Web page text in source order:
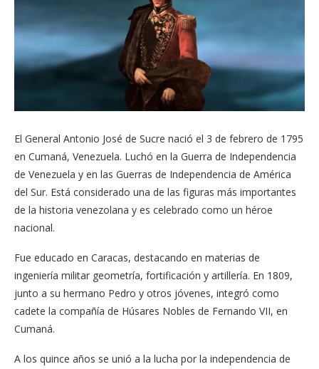
El General Antonio José de Sucre nació el 3 de febrero de 1795
en Cumaná, Venezuela. Luchó en la Guerra de Independencia
de Venezuela y en las Guerras de Independencia de América
del Sur. Está considerado una de las figuras más importantes
de la historia venezolana y es celebrado como un héroe
nacional.
Fue educado en Caracas, destacando en materias de
ingeniería militar geometría, fortificación y artillería. En 1809,
junto a su hermano Pedro y otros jóvenes, integró como
cadete la compañía de Húsares Nobles de Fernando VII, en
Cumaná.
A los quince años se unió a la lucha por la independencia de